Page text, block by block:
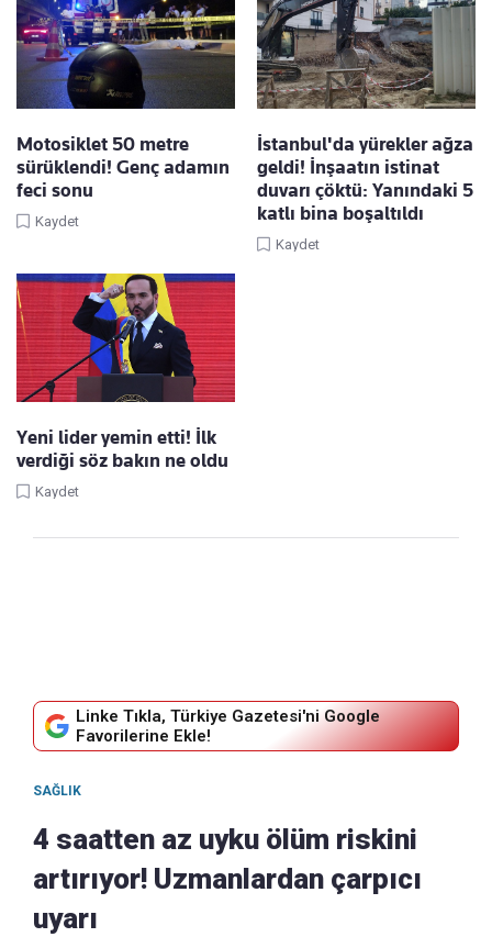
Motosiklet 50 metre
sürüklendi! Genç adamın
feci sonu
Kaydet
İstanbul'da yürekler ağza
geldi! İnşaatın istinat
duvarı çöktü: Yanındaki 5
katlı bina boşaltıldı
Kaydet
Yeni lider yemin etti! İlk
verdiği söz bakın ne oldu
Kaydet
Linke Tıkla, Türkiye Gazetesi'ni Google
Favorilerine Ekle!
SAĞLIK
4 saatten az uyku ölüm riskini
artırıyor! Uzmanlardan çarpıcı
uyarı